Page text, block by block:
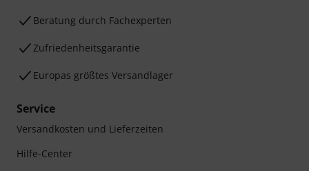
Beratung durch Fachexperten
Zufriedenheitsgarantie
Europas größtes Versandlager
Service
Versandkosten und Lieferzeiten
Hilfe-Center